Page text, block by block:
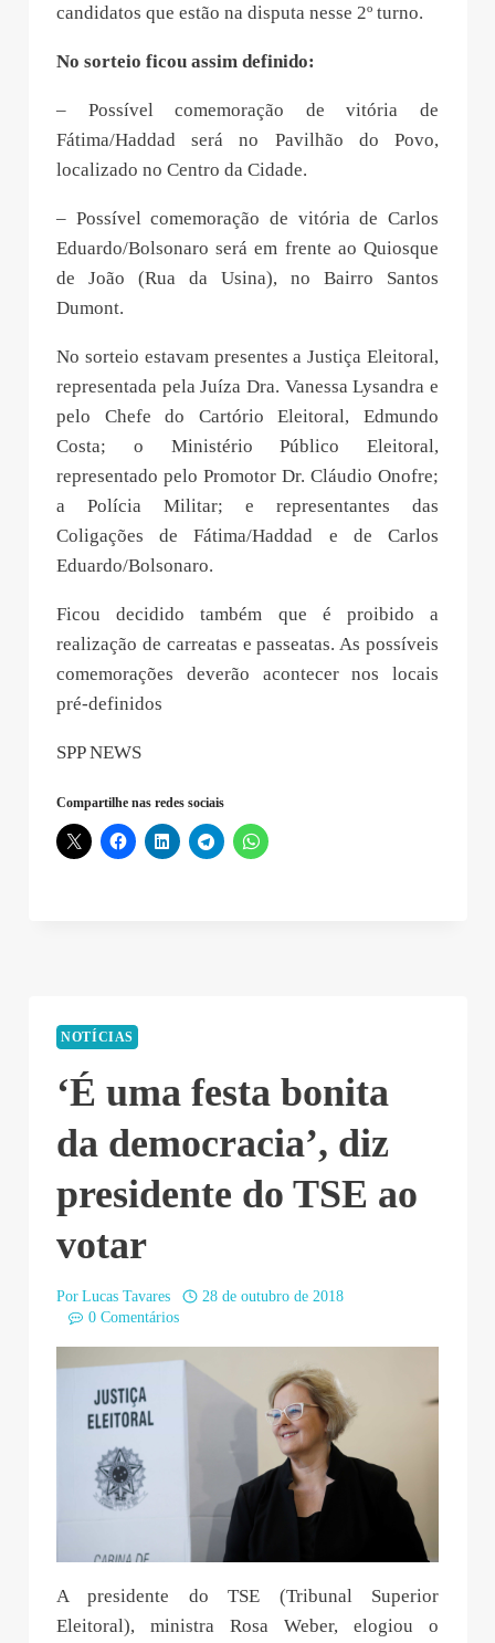
candidatos que estão na disputa nesse 2º turno.
No sorteio ficou assim definido:
– Possível comemoração de vitória de
Fátima/Haddad será no Pavilhão do Povo,
localizado no Centro da Cidade.
– Possível comemoração de vitória de Carlos
Eduardo/Bolsonaro será em frente ao Quiosque
de João (Rua da Usina), no Bairro Santos
Dumont.
No sorteio estavam presentes a Justiça Eleitoral,
representada pela Juíza Dra. Vanessa Lysandra e
pelo Chefe do Cartório Eleitoral, Edmundo
Costa; o Ministério Público Eleitoral,
representado pelo Promotor Dr. Cláudio Onofre;
a Polícia Militar; e representantes das
Coligações de Fátima/Haddad e de Carlos
Eduardo/Bolsonaro.
Ficou decidido também que é proibido a
realização de carreatas e passeatas. As possíveis
comemorações deverão acontecer nos locais
pré-definidos
SPP NEWS
Compartilhe nas redes sociais
NOTÍCIAS
‘É uma festa bonita
da democracia’, diz
presidente do TSE ao
votar
Por Lucas Tavares
28 de outubro de 2018
0 Comentários
A presidente do TSE (Tribunal Superior
Eleitoral), ministra Rosa Weber, elogiou o